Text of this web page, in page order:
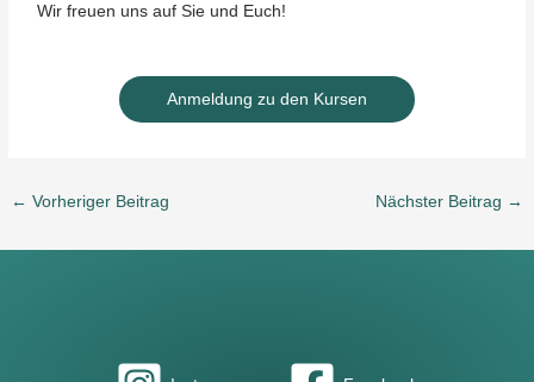
Wir freuen uns auf Sie und Euch!
Anmeldung zu den Kursen
← Vorheriger Beitrag Nächster Beitrag →